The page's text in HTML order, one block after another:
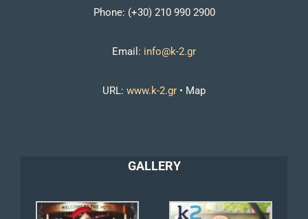
Phone: (+30) 210 990 2900
Email: info@k-2.gr
URL: www.k-2.gr • Map
GALLERY